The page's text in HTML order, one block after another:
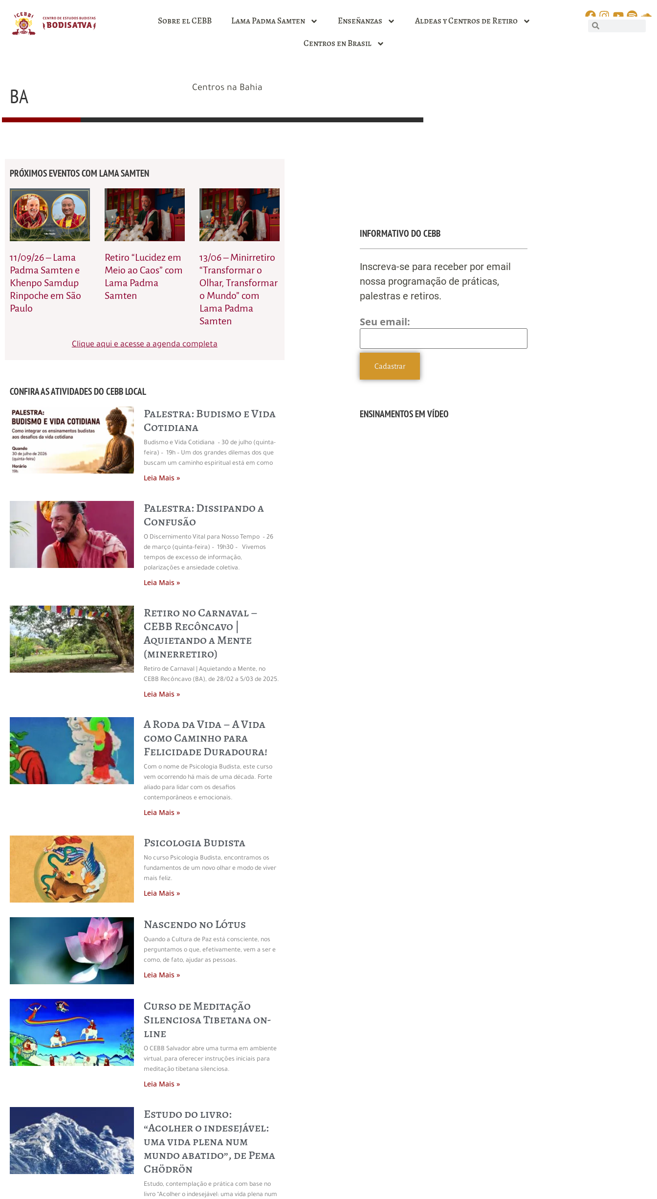
Sobre el CEBB Lama Padma Samten Enseñanzas
Aldeas y Centros de Retiro
Centros en Brasil
BA Centros na Bahia
PRÓXIMOS EVENTOS COM LAMA SAMTEN
11/09/26 – Lama
Padma Samten e
Khenpo Samdup
Rinpoche em São
Paulo
Retiro “Lucidez em
Meio ao Caos” com
Lama Padma
Samten
13/06 – Minirretiro
“Transformar o
Olhar, Transformar
o Mundo” com
Lama Padma
Samten
Clique aqui e acesse a agenda completa
CONFIRA AS ATIVIDADES DO CEBB LOCAL
Palestra: Budismo e Vida
Cotidiana
Budismo e Vida Cotidiana – 30 de julho (quinta-
feira) – 19h – Um dos grandes dilemas dos que
buscam um caminho espiritual está em como
Leia Mais »
Palestra: Dissipando a
Confusão
O Discernimento Vital para Nosso Tempo – 26
de março (quinta-feira) – 19h30 – Vivemos
tempos de excesso de informação,
polarizações e ansiedade coletiva.
Leia Mais »
Retiro no Carnaval –
CEBB Recôncavo |
Aquietando a Mente
(minerretiro)
Retiro de Carnaval | Aquietando a Mente, no
CEBB Recôncavo (BA), de 28/02 a 5/03 de 2025.
Leia Mais »
A Roda da Vida – A Vida
como Caminho para
Felicidade Duradoura!
Com o nome de Psicologia Budista, este curso
vem ocorrendo há mais de uma década. Forte
aliado para lidar com os desafios
contemporâneos e emocionais.
Leia Mais »
Psicologia Budista
No curso Psicologia Budista, encontramos os
fundamentos de um novo olhar e modo de viver
mais feliz.
Leia Mais »
Nascendo no Lótus
Quando a Cultura de Paz está consciente, nos
perguntamos o que, efetivamente, vem a ser e
como, de fato, ajudar as pessoas.
Leia Mais »
Curso de Meditação
Silenciosa Tibetana on-
line
O CEBB Salvador abre uma turma em ambiente
virtual, para oferecer instruções iniciais para
meditação tibetana silenciosa.
Leia Mais »
Estudo do livro:
“Acolher o indesejável:
uma vida plena num
mundo abatido”, de Pema
Chödrön
Estudo, contemplação e prática com base no
livro “Acolher o indesejável: uma vida plena num
INFORMATIVO DO CEBB
Inscreva-se para receber por email
nossa programação de práticas,
palestras e retiros.
Seu email:
ENSINAMENTOS EM VÍDEO